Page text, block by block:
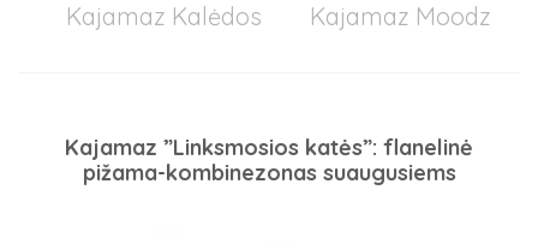
Kajamaz Kalėdos
Kajamaz Moodz
Kajamaz ”Linksmosios katės”: flanelinė
pižama-kombinezonas suaugusiems